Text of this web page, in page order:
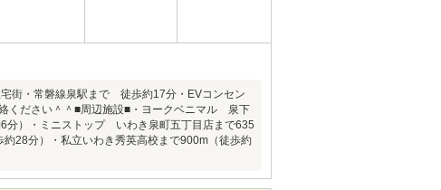
街・常磐線泉駅まで 徒歩約17分・EVコンセン
ください＾＾■周辺施設■・ヨークベニマル 泉下
分）・ミニストップ いわき泉町五丁目店まで635
28分）・私立いわき秀英高校まで900m（徒歩約